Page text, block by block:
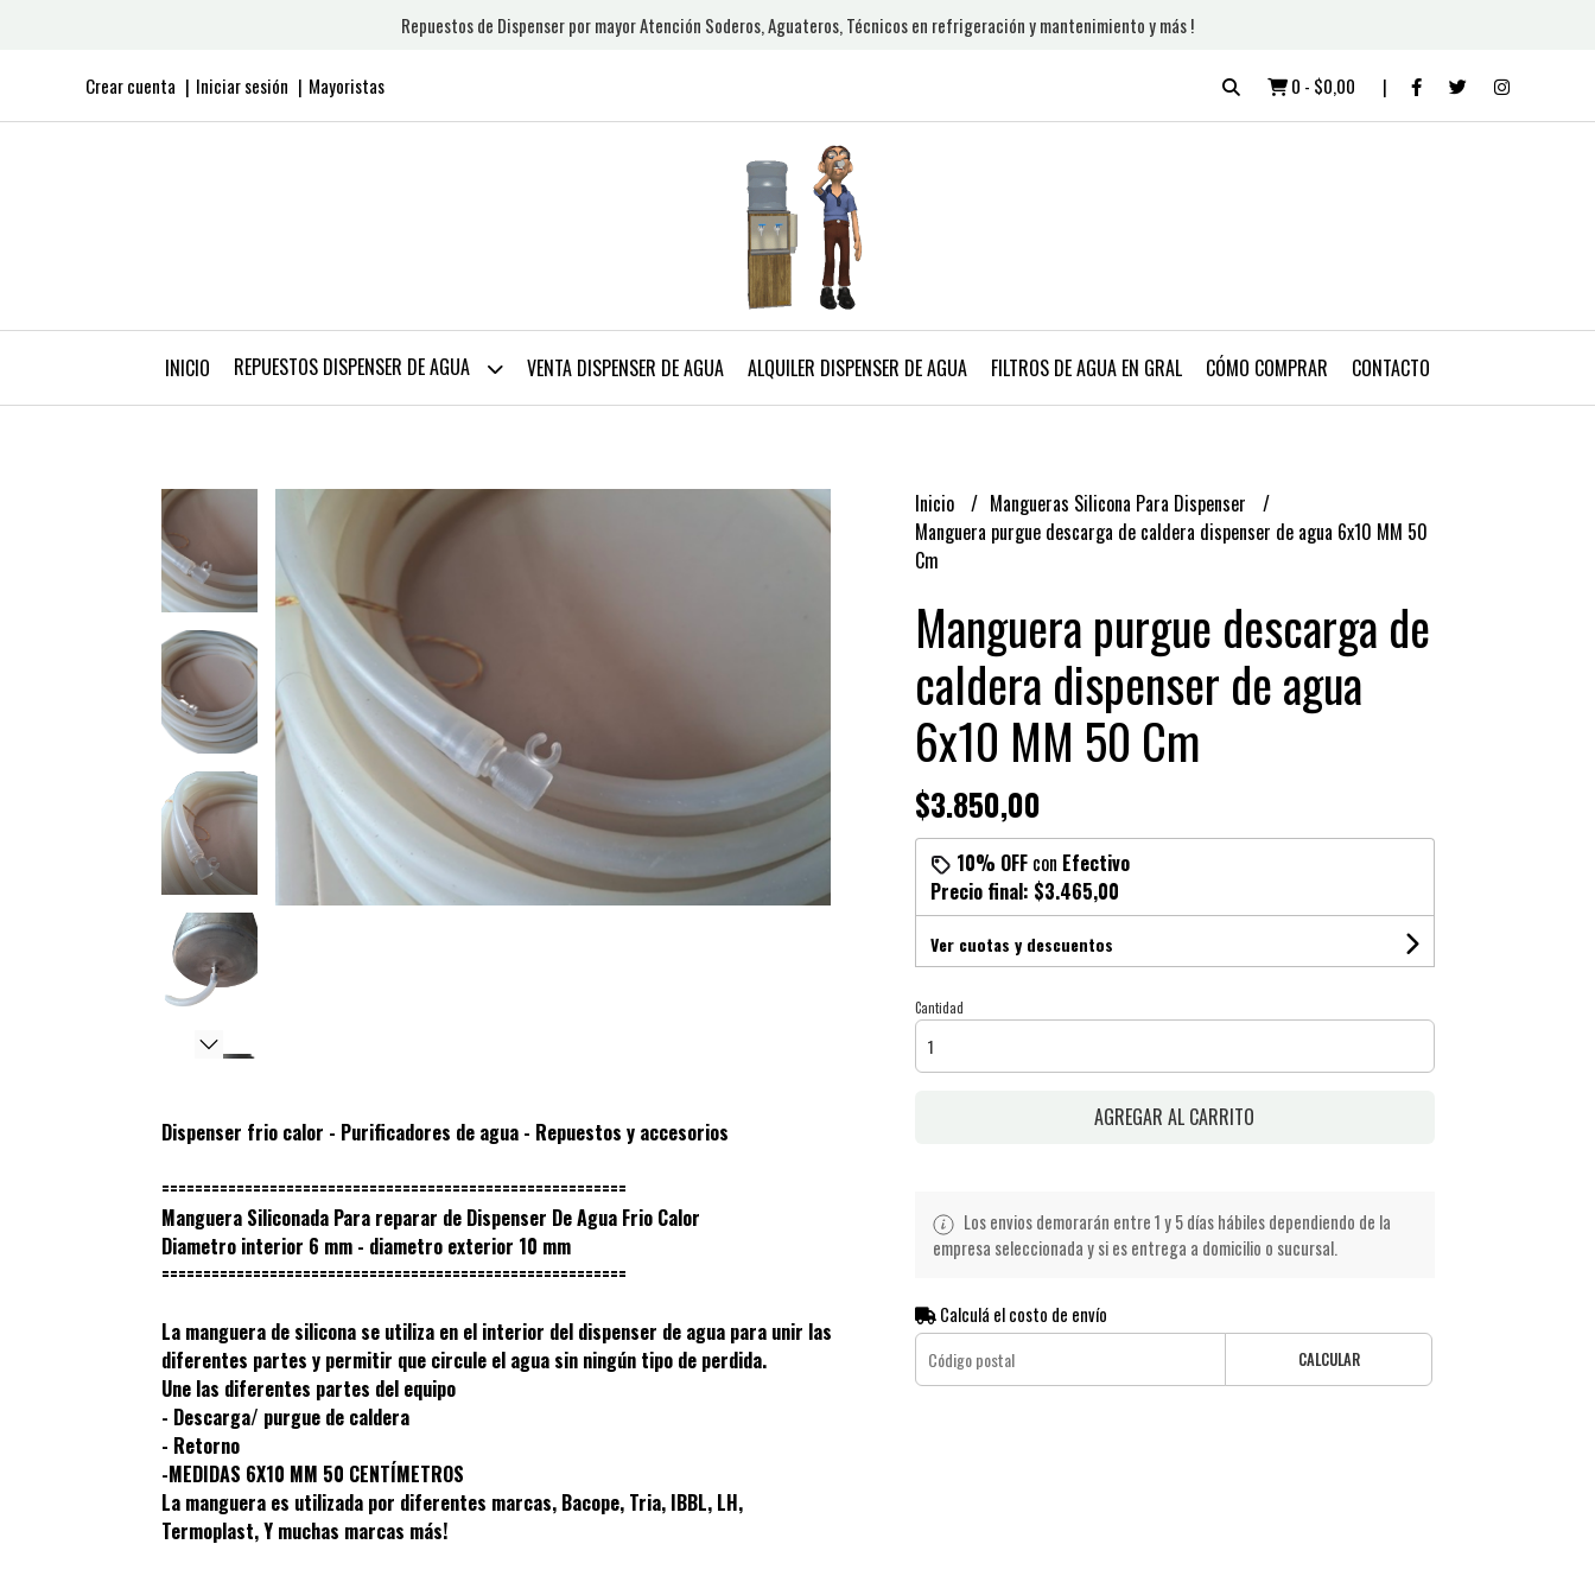
Repuestos de Dispenser por mayor Atención Soderos, Aguateros, Técnicos en refrigeración y mantenimiento y más !
Crear cuenta Iniciar sesión Mayoristas 0 - $0,00
INICIO REPUESTOS DISPENSER DE AGUA VENTA DISPENSER DE AGUA ALQUILER DISPENSER DE AGUA FILTROS DE AGUA EN GRAL CÓMO COMPRAR CONTACTO
Dispenser frio calor - Purificadores de agua - Repuestos y accesorios
========================================================
Manguera Siliconada Para reparar de Dispenser De Agua Frio Calor
Diametro interior 6 mm - diametro exterior 10 mm
========================================================
La manguera de silicona se utiliza en el interior del dispenser de agua para unir las
diferentes partes y permitir que circule el agua sin ningún tipo de perdida.
Une las diferentes partes del equipo
- Descarga/ purgue de caldera
- Retorno
-MEDIDAS 6X10 MM 50 CENTÍMETROS
La manguera es utilizada por diferentes marcas, Bacope, Tria, IBBL, LH,
Termoplast, Y muchas marcas más!
Inicio
Mangueras Silicona Para Dispenser
Manguera purgue descarga de caldera dispenser de agua 6x10 MM 50
Cm
Manguera purgue descarga de
caldera dispenser de agua
6x10 MM 50 Cm
$3.850,00
10% OFFcon Efectivo
Precio final: $3.465,00
Ver cuotas y descuentos
Cantidad
AGREGAR AL CARRITO
Los envios demorarán entre 1 y 5 días hábiles dependiendo de la
empresa seleccionada y si es entrega a domicilio o sucursal.
Calculá el costo de envío
CALCULAR